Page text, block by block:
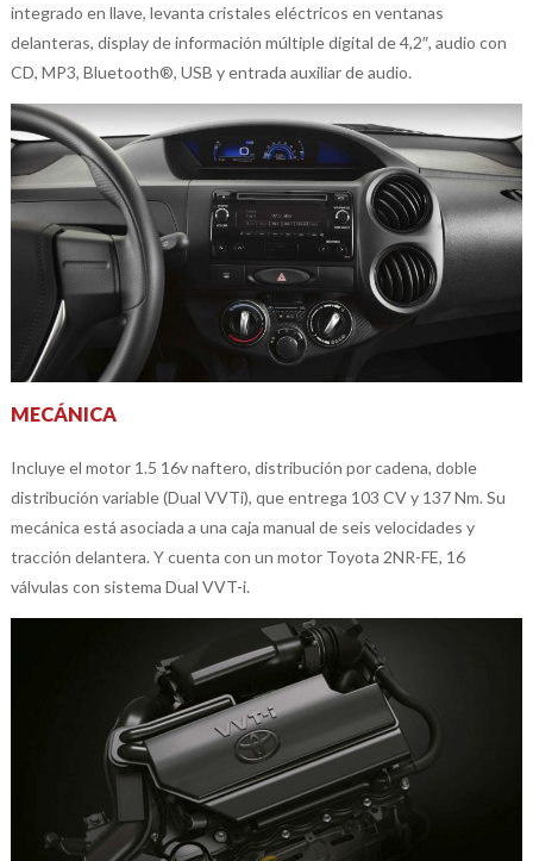
integrado en llave, levanta cristales eléctricos en ventanas
delanteras, display de información múltiple digital de 4,2″, audio con
CD, MP3, Bluetooth®, USB y entrada auxiliar de audio.
MECÁNICA
Incluye el motor 1.5 16v naftero, distribución por cadena, doble
distribución variable (Dual VVTi), que entrega 103 CV y 137 Nm. Su
mecánica está asociada a una caja manual de seis velocidades y
tracción delantera. Y cuenta con un motor Toyota 2NR-FE, 16
válvulas con sistema Dual VVT-i.